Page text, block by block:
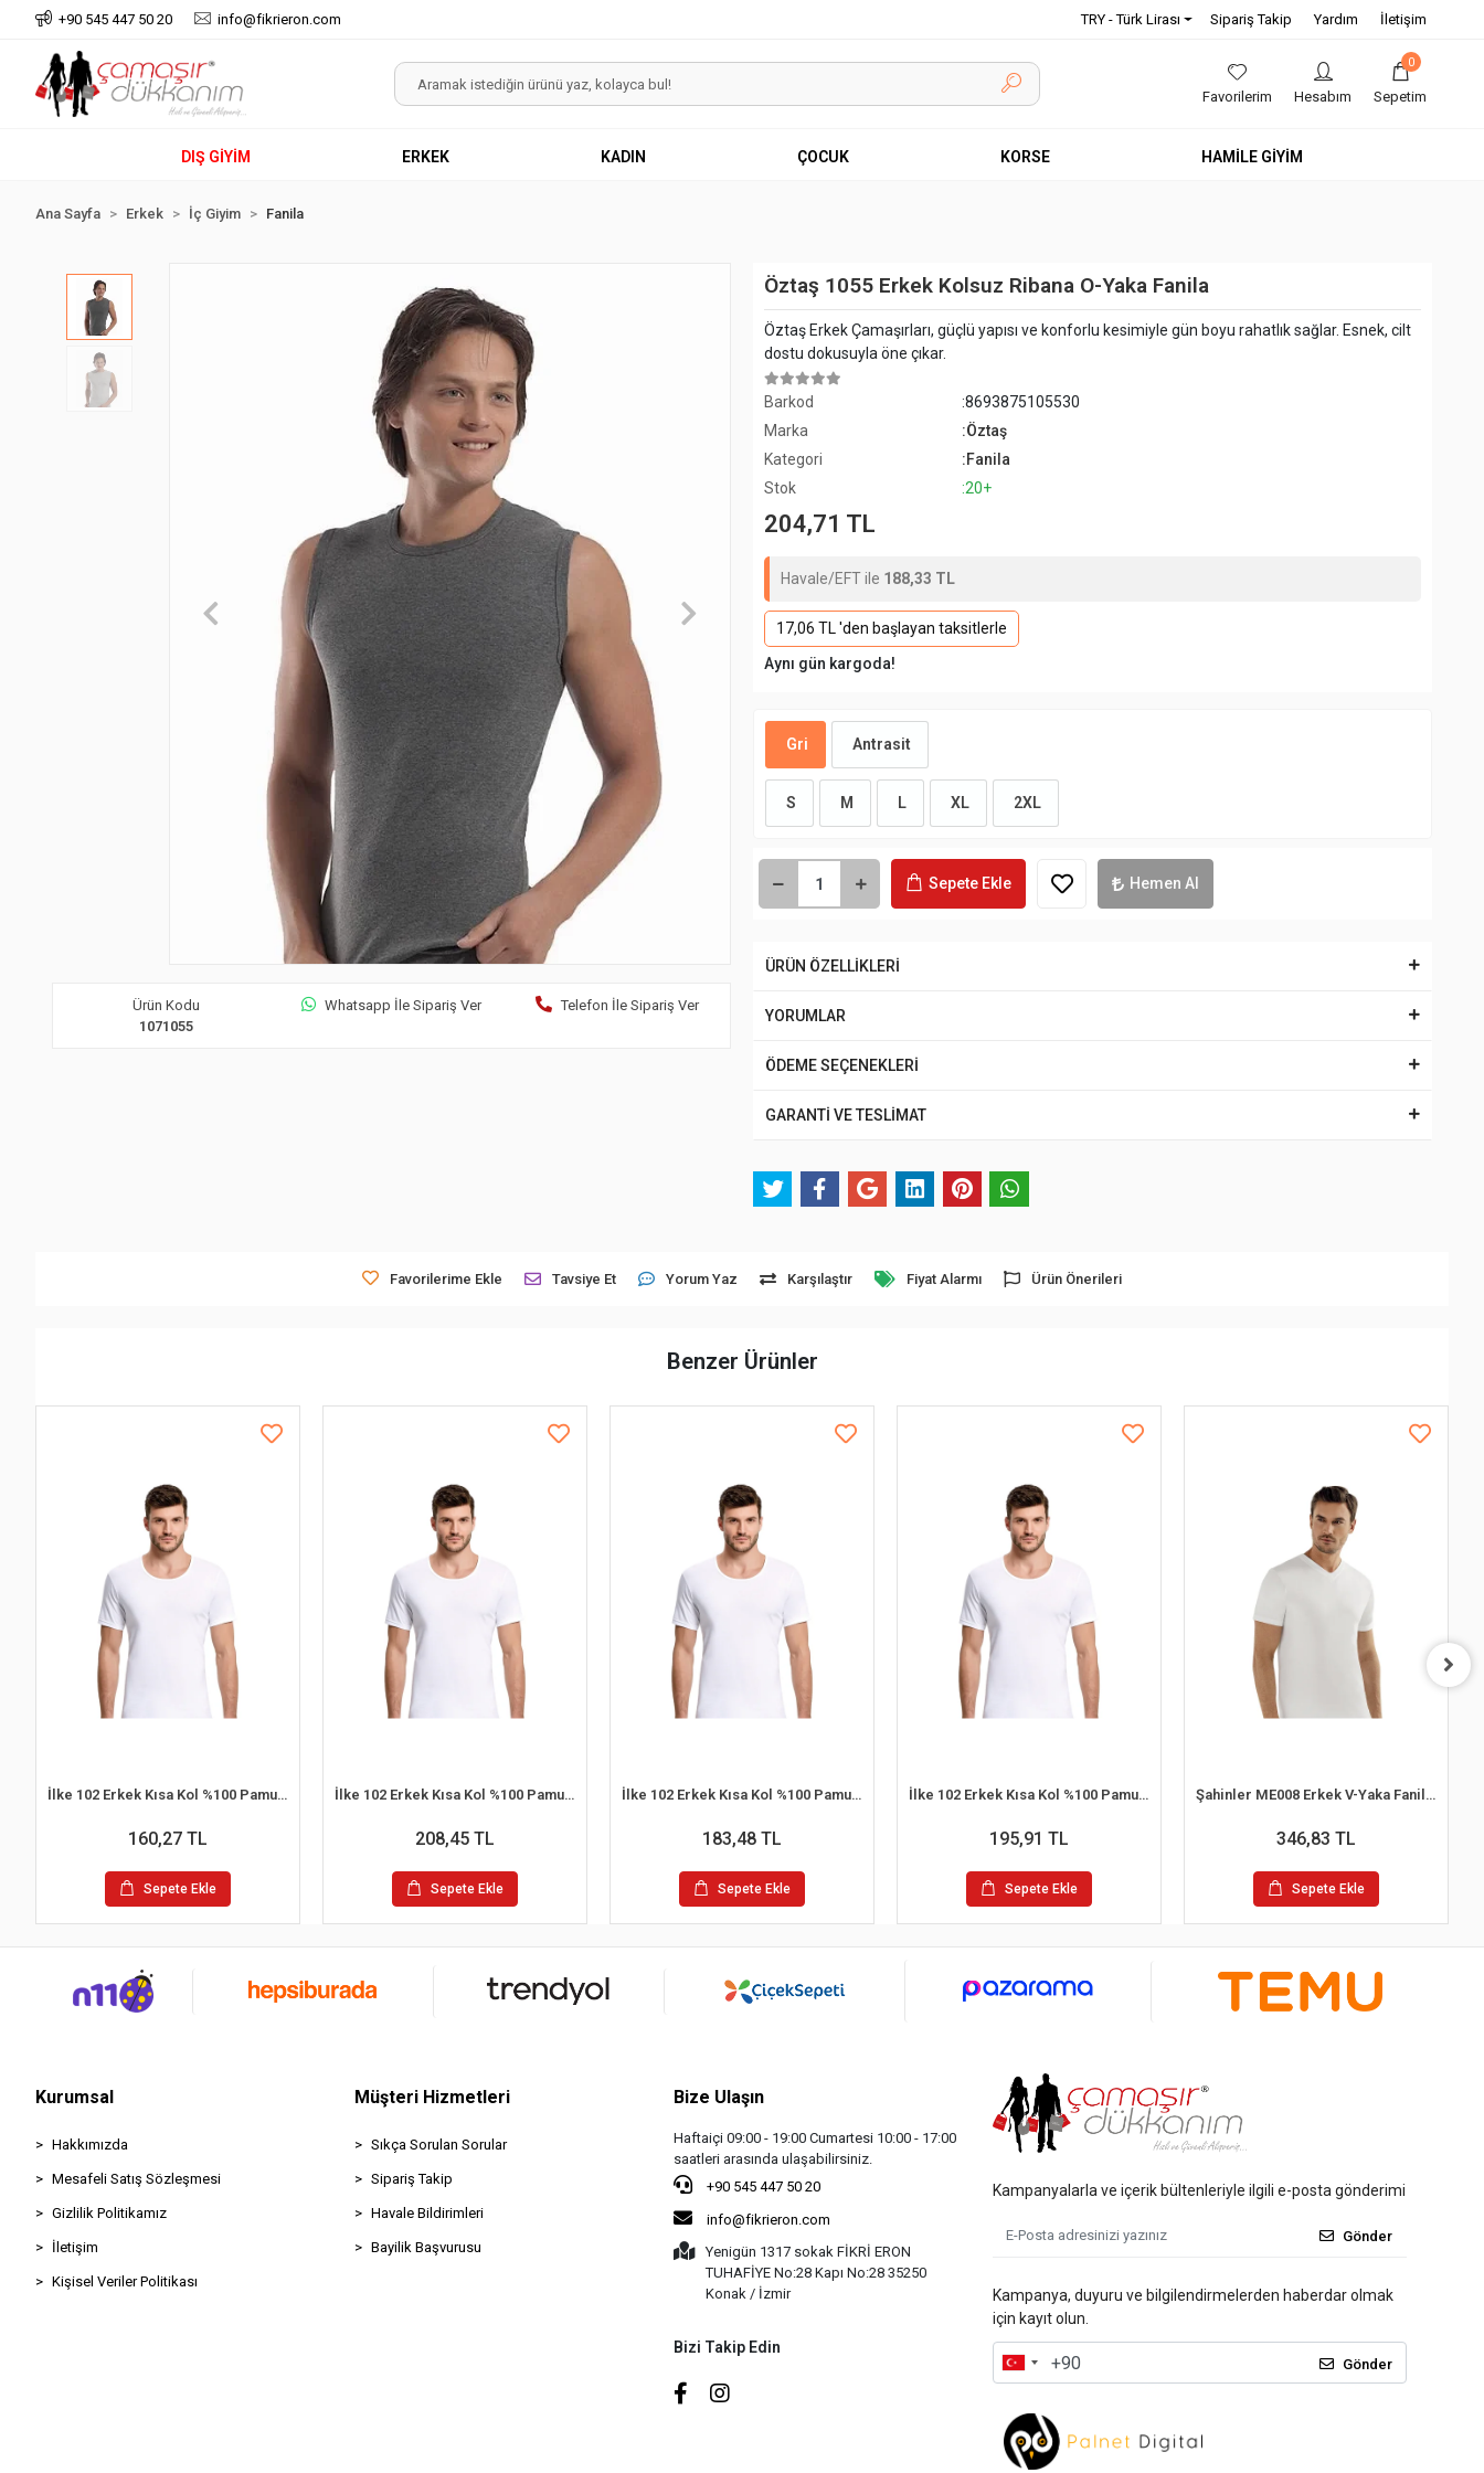
+90 545 447 50 20 info@fikrieron.com TRY - Türk Lirası Sipariş Takip Yardım İletişim
Favorilerim Hesabım
0
Sepetim
DIŞ GİYİM ERKEK KADIN ÇOCUK KORSE HAMİLE GİYİM
Ana Sayfa Erkek İç Giyim Fanila
Ürün Kodu
1071055
Whatsapp İle Sipariş Ver Telefon İle Sipariş Ver
Öztaş 1055 Erkek Kolsuz Ribana O-Yaka Fanila
Öztaş Erkek Çamaşırları, güçlü yapısı ve konforlu kesimiyle gün boyu rahatlık sağlar. Esnek, cilt
dostu dokusuyla öne çıkar.
Barkod
:8693875105530
Marka
:Öztaş
Kategori
:Fanila
Stok
:20+
204,71 TL
Havale/EFT ile 188,33 TL
17,06 TL 'den başlayan taksitlerle
Aynı gün kargoda!
Gri Antrasit
S M L XL 2XL
Sepete Ekle Hemen Al
ÜRÜN ÖZELLİKLERİ
YORUMLAR
ÖDEME SEÇENEKLERİ
GARANTİ VE TESLİMAT
Favorilerime Ekle Tavsiye Et Yorum Yaz Karşılaştır Fiyat Alarmı Ürün Önerileri
Benzer Ürünler
İlke 102 Erkek Kısa Kol %100 Pamuk Atlet
160,27 TL
Sepete Ekle
İlke 102 Erkek Kısa Kol %100 Pamuk Atlet XL
208,45 TL
Sepete Ekle
İlke 102 Erkek Kısa Kol %100 Pamuk Atlet M
183,48 TL
Sepete Ekle
İlke 102 Erkek Kısa Kol %100 Pamuk Atlet L
195,91 TL
Sepete Ekle
Şahinler ME008 Erkek V-Yaka Fanila No:56 (XL)
346,83 TL
Sepete Ekle
Kurumsal
Hakkımızda
Mesafeli Satış Sözleşmesi
Gizlilik Politikamız
İletişim
Kişisel Veriler Politikası
Müşteri Hizmetleri
Sıkça Sorulan Sorular
Sipariş Takip
Havale Bildirimleri
Bayilik Başvurusu
Bize Ulaşın
Haftaiçi 09:00 - 19:00 Cumartesi 10:00 - 17:00
saatleri arasında ulaşabilirsiniz.
+90 545 447 50 20
info@fikrieron.com
Yenigün 1317 sokak FİKRİ ERON
TUHAFİYE No:28 Kapı No:28 35250
Konak / İzmir
Bizi Takip Edin
Kampanyalarla ve içerik bültenleriyle ilgili e-posta gönderimi
Gönder
Kampanya, duyuru ve bilgilendirmelerden haberdar olmak
için kayıt olun.
Gönder